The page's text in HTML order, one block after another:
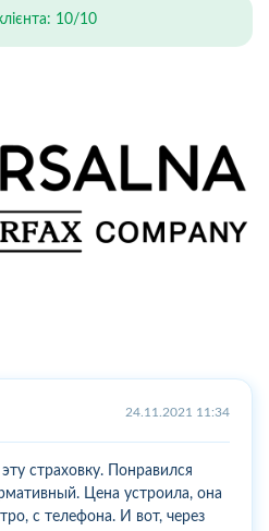
10/10
24.11.2021 11:34
страховку. Понравился
Цена устроила, она
с телефона. И вот, через